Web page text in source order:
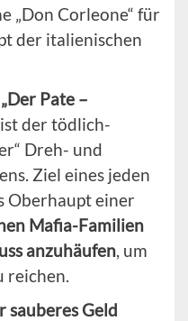
„Don Corleone“ für
der italienischen
Pate –
ist der tödlich-
Dreh- und
Ziel eines jeden
Oberhaupt einer
Mafia-Familien
anzuhäufen, um
reichen.
sauberes Geld